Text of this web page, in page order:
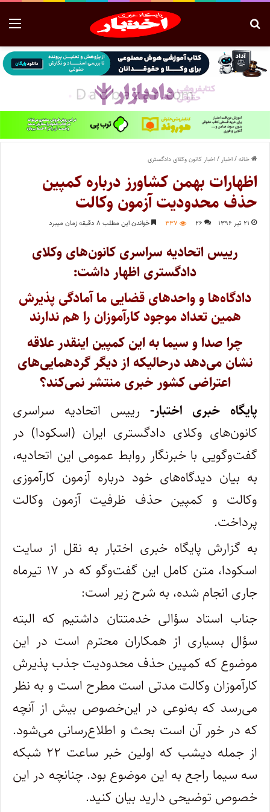
خانه/اخبار /اخبار کانون وکلای دادگستری
اظهارات بهمن کشاورز درباره کمپین
حذف محدودیت آزمون وکالت
۲۱ تیر ۱۳۹۶ ۲۶ ۳۳۷ خواندن این مطلب ۸ دقیقه زمان میبرد
رییس اتحادیه سراسری کانون‌های وکلای
دادگستری اظهار داشت:
دادگاه‌ها و واحدهای قضایی ما آمادگی پذیرش
همین تعداد موجود کارآموزان را هم ندارند
چرا صدا و سیما به این کمپین اینقدر علاقه
نشان می‌دهد درحالیکه از دیگر گردهمایی‌های
اعتراضی کشور خبری منتشر نمی‌کند؟
پایگاه خبری اختبار- رییس اتحادیه سراسری
کانون‌های وکلای دادگستری ایران (اسکودا) در
گفت‌وگویی با خبرنگار روابط عمومی این اتحادیه،
به بیان دیدگاه‌های خود درباره آزمون کارآموزی
وکالت و کمپین حذف ظرفیت آزمون وکالت
پرداخت.
به گزارش پایگاه خبری اختبار به نقل از سایت
اسکودا، متن کامل این گفت‌وگو که در ۱۷ تیرماه
جاری انجام شده، به شرح زیر است:
جناب استاد سؤالی خدمتتان داشتیم که البته
سؤال بسیاری از همکاران محترم است در این
موضوع که کمپین حذف محدودیت جذب پذیرش
کارآموزان وکالت مدتی است مطرح است و به نظر
می‌رسد که به‌نوعی در این‌خصوص بیش از آنچه
که در خور آن است بحث و اطلاع‌رسانی می‌شود.
از جمله دیشب که اولین خبر ساعت ۲۲ شبکه
سه سیما راجع به این موضوع بود. چنانچه در این
خصوص توضیحی دارید بیان کنید.